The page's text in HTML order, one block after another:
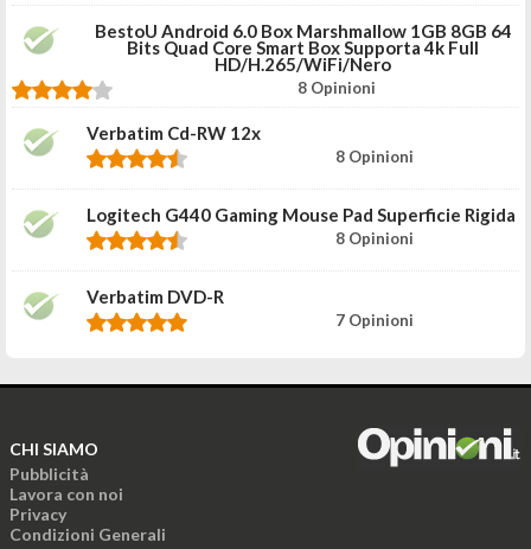
BestoU Android 6.0 Box Marshmallow 1GB 8GB 64
Bits Quad Core Smart Box Supporta 4k Full
HD/H.265/WiFi/Nero
8 Opinioni
Verbatim Cd-RW 12x
8 Opinioni
Logitech G440 Gaming Mouse Pad Superficie Rigida
8 Opinioni
Verbatim DVD-R
7 Opinioni
CHI SIAMO
Pubblicità
Lavora con noi
Privacy
Condizioni Generali